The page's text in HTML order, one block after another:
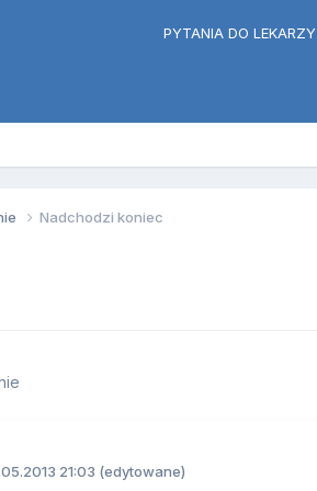
PYTANIA DO LEKARZY
Nadchodzi koniec
21:03 (edytowane)